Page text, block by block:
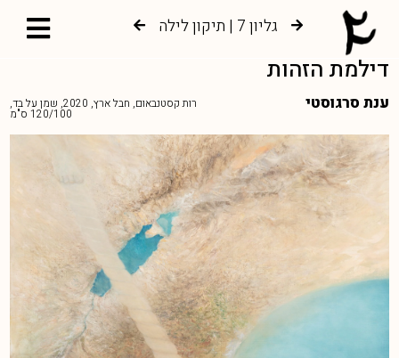
גליון 7 | תיקון לילה
דילמת הזהות
ענת סרגוסטי רות קסטנבאום, חבל ארץ, 2020, שמן על בד,
120/100 ס"מ